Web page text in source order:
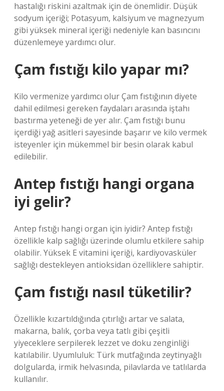
hastalığı riskini azaltmak için de önemlidir. Düşük
sodyum içeriği; Potasyum, kalsiyum ve magnezyum
gibi yüksek mineral içeriği nedeniyle kan basıncını
düzenlemeye yardımcı olur.
Çam fıstığı kilo yapar mı?
Kilo vermenize yardımcı olur Çam fıstığının diyete
dahil edilmesi gereken faydaları arasında iştahı
bastırma yeteneği de yer alır. Çam fıstığı bunu
içerdiği yağ asitleri sayesinde başarır ve kilo vermek
isteyenler için mükemmel bir besin olarak kabul
edilebilir.
Antep fıstığı hangi organa
iyi gelir?
Antep fıstığı hangi organ için iyidir? Antep fıstığı
özellikle kalp sağlığı üzerinde olumlu etkilere sahip
olabilir. Yüksek E vitamini içeriği, kardiyovasküler
sağlığı destekleyen antioksidan özelliklere sahiptir.
Çam fıstığı nasıl tüketilir?
Özellikle kızartıldığında çıtırlığı artar ve salata,
makarna, balık, çorba veya tatlı gibi çeşitli
yiyeceklere serpilerek lezzet ve doku zenginliği
katılabilir. Uyumluluk: Türk mutfağında zeytinyağlı
dolgularda, irmik helvasında, pilavlarda ve tatlılarda
kullanılır.